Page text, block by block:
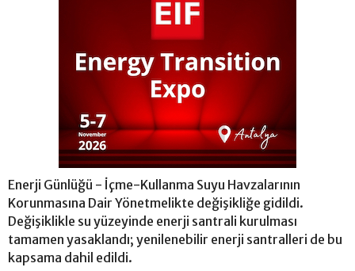
Enerji Günlüğü - İçme-Kullanma Suyu Havzalarının
Korunmasına Dair Yönetmelikte değişikliğe gidildi.
Değişiklikle su yüzeyinde enerji santrali kurulması
tamamen yasaklandı; yenilenebilir enerji santralleri de bu
kapsama dahil edildi.